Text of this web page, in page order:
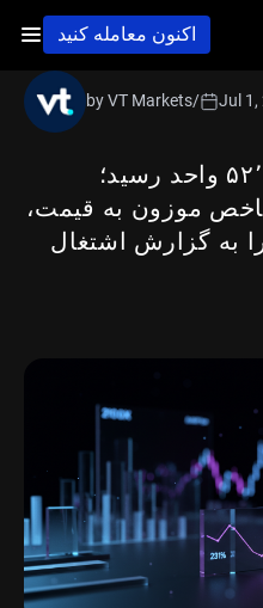
اکنون معامله کنید
شاخص داو جونز به ۵۲٬۵۰۰ واحد رسید؛
موزون به قیمت،
به گزارش اشتغال
by VT Markets/ Jul 1,